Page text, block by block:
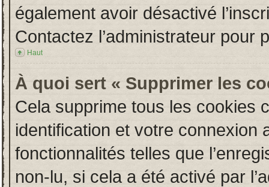
également avoir désactivé
Contactez l’administrateur pour
Haut
À quoi sert « Supprimer les
Cela supprime tous les cookies
identification et votre connexion
fonctionnalités telles que
non-lu, si cela a été activé par